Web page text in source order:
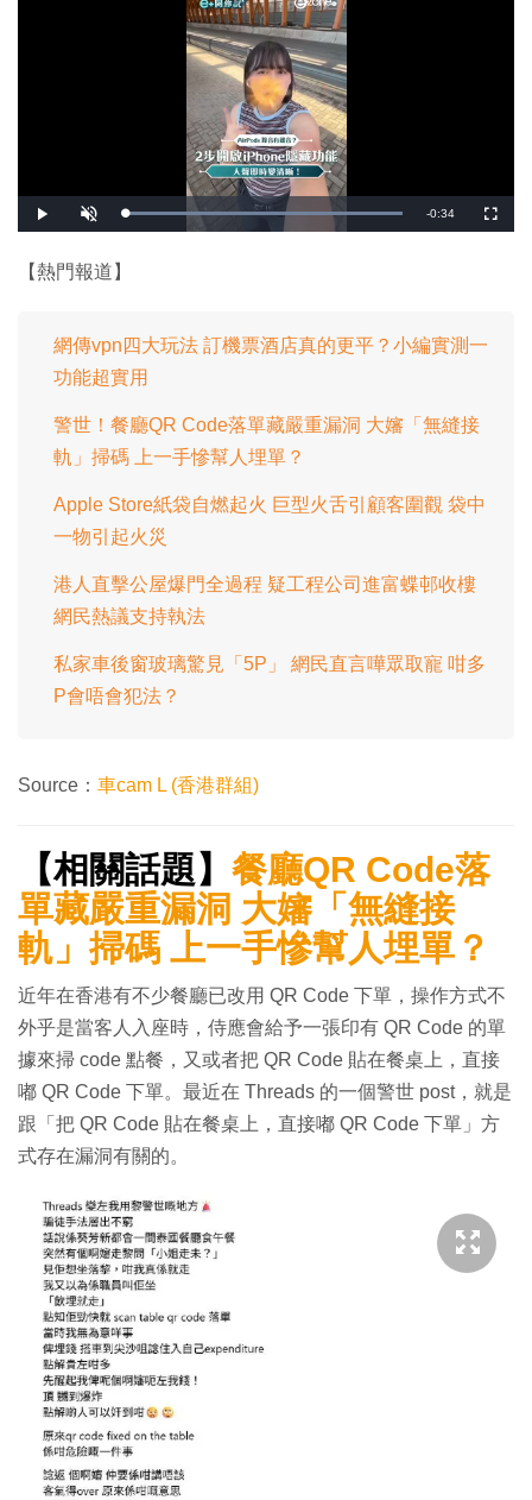
播
放
開
啟
載
0
%
剩
-0:34
全
螢
【熱門報道】
網傳vpn四大玩法 訂機票酒店真的更平？小編實測一
功能超實用
警世！餐廳QR Code落單藏嚴重漏洞 大嬸「無縫接
軌」掃碼 上一手慘幫人埋單？
Apple Store紙袋自燃起火 巨型火舌引顧客圍觀 袋中
一物引起火災
港人直擊公屋爆門全過程 疑工程公司進富蝶邨收樓
網民熱議支持執法
私家車後窗玻璃驚見「5P」 網民直言嘩眾取寵 咁多
P會唔會犯法？
Source： 車cam L (香港群組)
【相關話題】 餐廳QR Code落
單藏嚴重漏洞 大嬸「無縫接
軌」掃碼 上一手慘幫人埋單？
近年在香港有不少餐廳已改用 QR Code 下單，操作方式不
外乎是當客人入座時，侍應會給予一張印有 QR Code 的單
據來掃 code 點餐，又或者把 QR Code 貼在餐桌上，直接
嘟 QR Code 下單。最近在 Threads 的一個警世 post，就是
跟「把 QR Code 貼在餐桌上，直接嘟 QR Code 下單」方
式存在漏洞有關的。